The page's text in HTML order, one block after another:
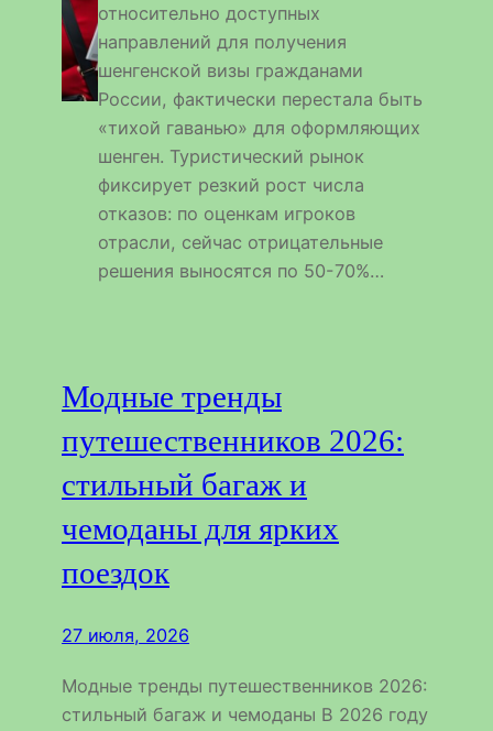
относительно доступных
направлений для получения
шенгенской визы гражданами
России, фактически перестала быть
«тихой гаванью» для оформляющих
шенген. Туристический рынок
фиксирует резкий рост числа
отказов: по оценкам игроков
отрасли, сейчас отрицательные
решения выносятся по 50-70%…
Модные тренды
путешественников 2026:
стильный багаж и
чемоданы для ярких
поездок
27 июля, 2026
Модные тренды путешественников 2026:
стильный багаж и чемоданы В 2026 году